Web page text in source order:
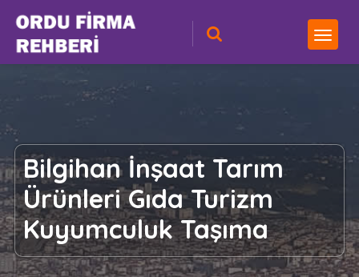
Bilgihan İnşaat Tarım
Ürünleri Gıda Turizm
Kuyumculuk Taşıma